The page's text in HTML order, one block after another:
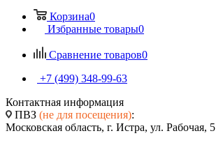
Корзина0
Избранные товары0
Сравнение товаров0
+7 (499) 348-99-63
Контактная информация
ПВЗ (не для посещения):
Московская область, г. Истра, ул. Рабочая, 5